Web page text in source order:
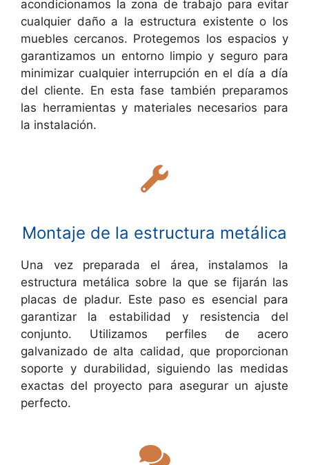
acondicionamos la zona de trabajo para evitar
cualquier daño a la estructura existente o los
muebles cercanos. Protegemos los espacios y
garantizamos un entorno limpio y seguro para
minimizar cualquier interrupción en el día a día
del cliente. En esta fase también preparamos
las herramientas y materiales necesarios para
la instalación.
Montaje de la estructura metálica
Una vez preparada el área, instalamos la
estructura metálica sobre la que se fijarán las
placas de pladur. Este paso es esencial para
garantizar la estabilidad y resistencia del
conjunto. Utilizamos perfiles de acero
galvanizado de alta calidad, que proporcionan
soporte y durabilidad, siguiendo las medidas
exactas del proyecto para asegurar un ajuste
perfecto.